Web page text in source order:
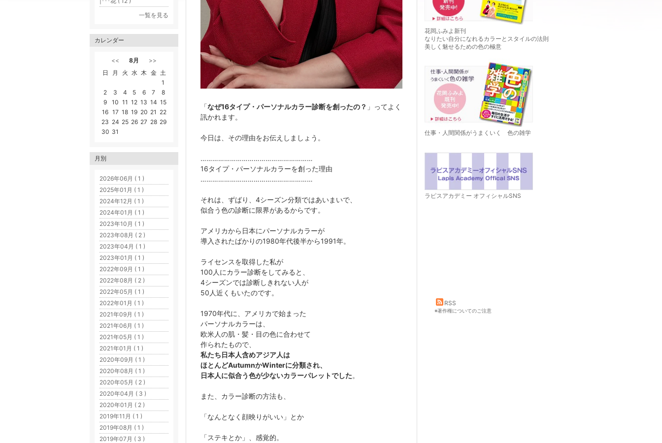
「なぜ16タイプ・パーソナルカラー診断を創ったの？ 」ってよく
訊かれます。
今日は、その理由をお伝えしましょう。
…………………………………………………
16タイプ・パーソナルカラーを創った理由
…………………………………………………
それは、ずばり、4シーズン分類ではあいまいで、
似合う色の診断に限界があるからです。
アメリカから日本にパーソナルカラーが
導入されたばかりの1980年代後半から1991年。
ライセンスを取得した私が
100人にカラー診断をしてみると、
4シーズンでは診断しきれない人が
50人近くもいたのです。
1970年代に、アメリカで始まった
パーソナルカラーは、
欧米人の肌・髪・目の色に合わせて
作られたもので、
私たち日本人含めアジア人は
ほとんどAutumnかWinterに分類され、
日本人に似合う色が少ないカラーパレットでした。
また、カラー診断の方法も、
「なんとなく顔映りがいい」とか
「ステキとか」、感覚的。
花岡ふみよ新刊
なりたい自分になれるカラーとスタイルの法則
美しく魅せるための色の極意
仕事・人間関係がうまくいく 色の雑学
ラピスアカデミー オフィシャルSNS
RSS
※著作権についてのご注意
一覧を見る
カレンダー
<< 8月
>>
日
月 火 水 木 金 土
1
2
3 4 5 6 7
8
9
10 11 12 13 14 15
16 17 18 19 20 21 22
23 24 25 26 27 28 29
30 31
月別
2026年06月 ( 1 )
2025年01月 ( 1 )
2024年12月 ( 1 )
2024年01月 ( 1 )
2023年10月 ( 1 )
2023年08月 ( 2 )
2023年04月 ( 1 )
2023年01月 ( 1 )
2022年09月 ( 1 )
2022年08月 ( 2 )
2022年05月 ( 1 )
2022年01月 ( 1 )
2021年09月 ( 1 )
2021年06月 ( 1 )
2021年05月 ( 1 )
2021年01月 ( 1 )
2020年09月 ( 1 )
2020年08月 ( 1 )
2020年05月 ( 2 )
2020年04月 ( 3 )
2020年01月 ( 2 )
2019年11月 ( 1 )
2019年08月 ( 1 )
2019年07月 ( 3 )